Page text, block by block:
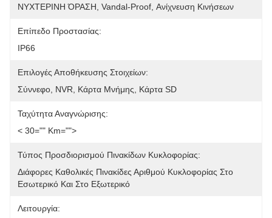
ΝΥΧΤΕΡΙΝΗ ΌΡΑΣΗ, Vandal-Proof, Ανίχνευση Κινήσεων
Επίπεδο Προστασίας:
IP66
Επιλογές Αποθήκευσης Στοιχείων:
Σύννεφο, NVR, Κάρτα Μνήμης, Κάρτα SD
Ταχύτητα Αναγνώρισης:
< 30="" Km="">
Τύπος Προσδιορισμού Πινακίδων Κυκλοφορίας:
Διάφορες Καθολικές Πινακίδες Αριθμού Κυκλοφορίας Στο
Εσωτερικό Και Στο Εξωτερικό
Λειτουργία: